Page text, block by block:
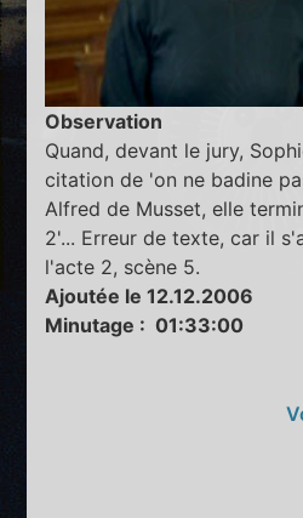
Observation
Quand, devant le jury,
citation de 'on ne badine
Alfred de Musset, elle
2'... Erreur de texte, car il
l'acte 2, scène 5.
Ajoutée le 12.12.2006
Minutage : 01:33:00